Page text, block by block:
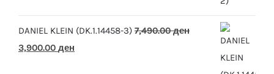
DANIEL KLEIN (DK.1.14458-3) 7,490.00ден
Original
3,900.00 ден